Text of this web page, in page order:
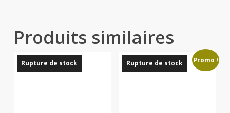
Produits similaires
Rupture de stock Rupture de stock Promo !